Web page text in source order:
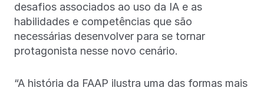
desafios associados ao uso da IA e as
habilidades e competências que são
necessárias desenvolver para se tornar
protagonista nesse novo cenário.
“A história da FAAP ilustra uma das formas mais